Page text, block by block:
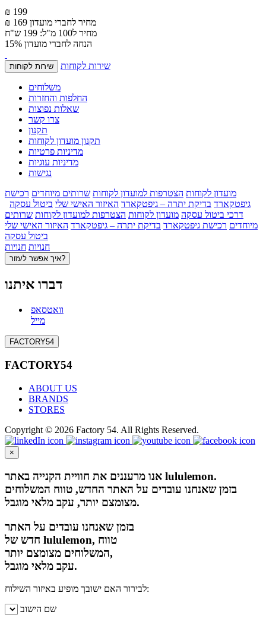
₪ 199
₪ 169 מחיר לחברי מועדון
מחיר ל100 מ"ל: 199 ש"ח
הנחה לחברי מועדון 15%
שירות לקוחות שירות לקוחות
משלוחים
החלפות והחזרות
שאלות נפוצות
צרו קשר
תקנון
תקנון מועדון לקוחות
מדיניות פרטיות
מדיניות עוגיות
נגישות
מועדון לקוחות הצטרפות למועדון לקוחות שרותים מיוחדים רכישת
גיפטקארד בדיקת יתרה – גיפטקארד האיזור האישי שלי ביטול עסקה
דרכי ביטול עסקה מועדון לקוחות הצטרפות למועדון לקוחות שרותים
מיוחדים רכישת גיפטקארד בדיקת יתרה – גיפטקארד האיזור האישי שלי
ביטול עסקה
חנויות חנויות
איך אפשר לעזור?
דברו איתנו
וואטסאפ
מייל
FACTORY54
FACTORY54
ABOUT US
BRANDS
STORES
Copyright © 2026 Factory 54. All Rights Reserved.
×
אנו מרעננים את חוויית הקנייה באתר lululemon.
בזמן שאנחנו עובדים על האתר החדש, טווח המשלוחים
מצומצם יותר, עקב מלאי מוגבל.
בזמן שאנחנו עובדים על האתר
חדש של lululemon, טווח
המשלוחים מצומצם יותר,
עקב מלאי מוגבל.
לבירור האם ישובך מופיע באיזור השילוח:
שם הישוב